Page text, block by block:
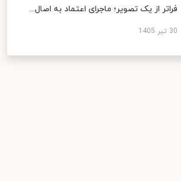
فراتر از یک تصویر؛ ماجرای اعتماد به اصال...
30 تیر 1405